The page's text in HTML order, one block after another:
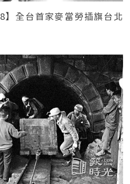
】全台首家麥當勞插旗台北